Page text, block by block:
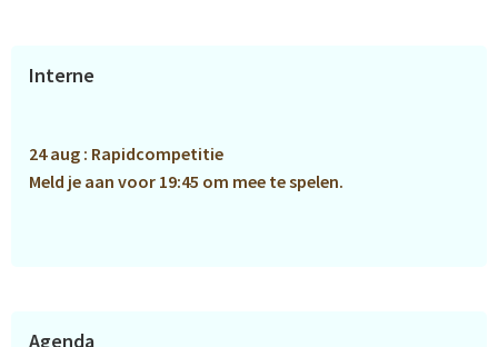
Primaire
Interne
24 aug : Rapidcompetitie
Meld je aan voor 19:45 om mee te spelen.
Agenda